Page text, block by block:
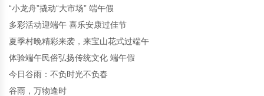
“小龙舟”撬动“大市场” 端午假
多彩活动迎端午 喜乐安康过佳节
夏季村晚精彩来袭，来宝山花式过端午
体验端午民俗弘扬传统文化 端午假
今日谷雨：不负时光不负春
谷雨，万物逢时